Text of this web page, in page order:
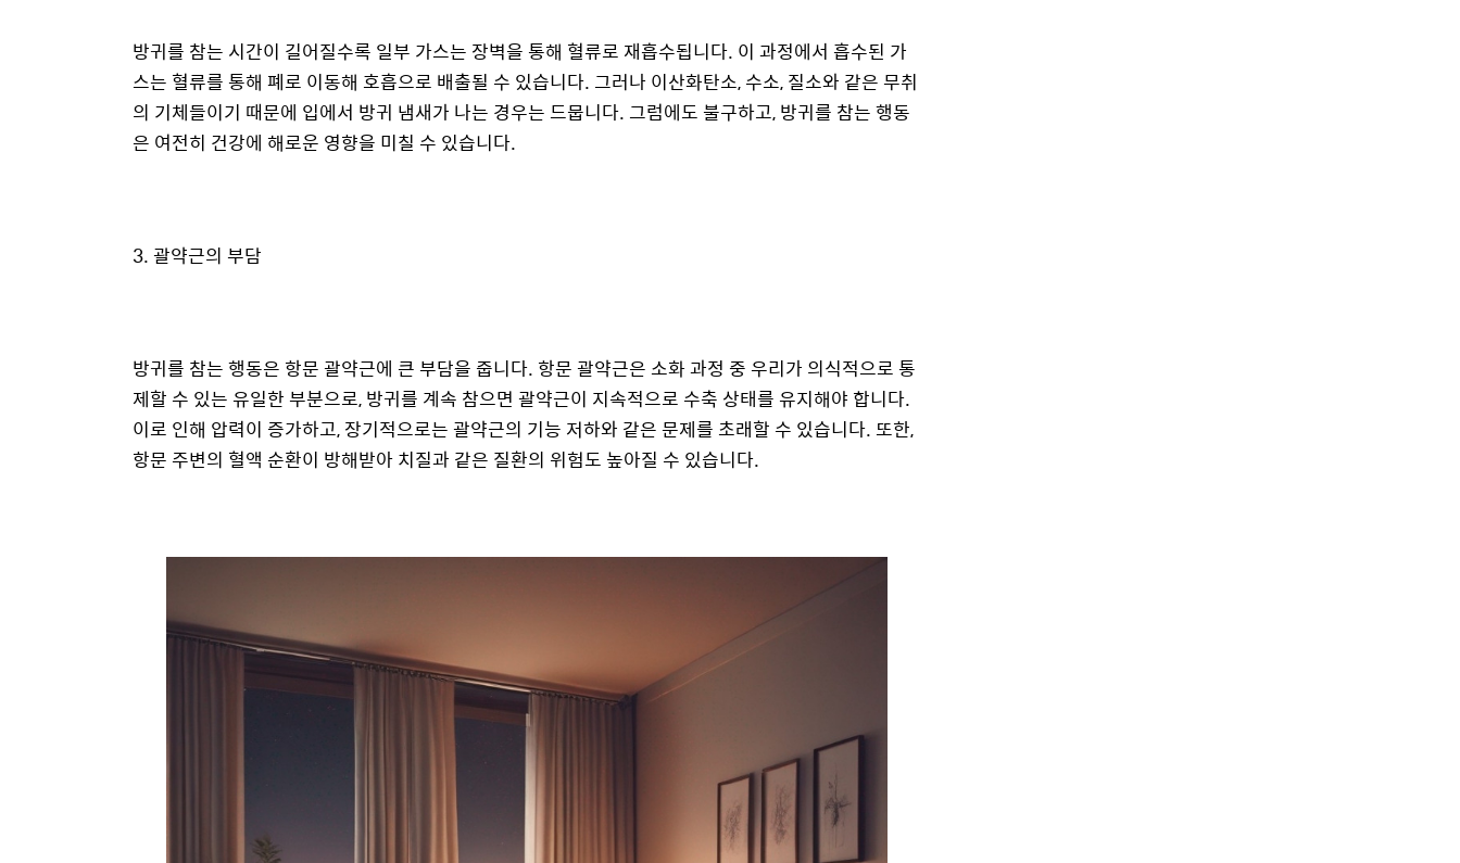
방귀를 참는 시간이 길어질수록 일부 가스는 장벽을 통해 혈류로 재흡수됩니다. 이 과정에서 흡수된 가
스는 혈류를 통해 폐로 이동해 호흡으로 배출될 수 있습니다. 그러나 이산화탄소, 수소, 질소와 같은 무취
의 기체들이기 때문에 입에서 방귀 냄새가 나는 경우는 드뭅니다. 그럼에도 불구하고, 방귀를 참는 행동
은 여전히 건강에 해로운 영향을 미칠 수 있습니다.
3. 괄약근의 부담
방귀를 참는 행동은 항문 괄약근에 큰 부담을 줍니다. 항문 괄약근은 소화 과정 중 우리가 의식적으로 통
제할 수 있는 유일한 부분으로, 방귀를 계속 참으면 괄약근이 지속적으로 수축 상태를 유지해야 합니다.
이로 인해 압력이 증가하고, 장기적으로는 괄약근의 기능 저하와 같은 문제를 초래할 수 있습니다. 또한,
항문 주변의 혈액 순환이 방해받아 치질과 같은 질환의 위험도 높아질 수 있습니다.